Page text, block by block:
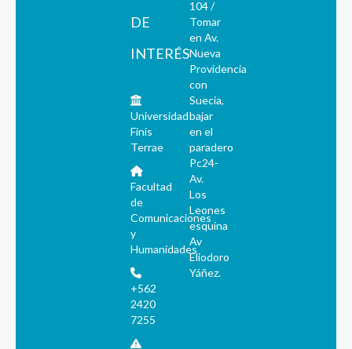
DE
INTERÉS
Universidad
Finis
Terrae
Facultad
de
Comunicaciones
y
Humanidades
+562
2420
7255
104 /
Tomar
en Av.
Nueva
Providencia
con
Suecia,
bajar
en el
paradero
Pc24-
Av.
Los
Leones
esquina
Av
Eliodoro
Yáñez.